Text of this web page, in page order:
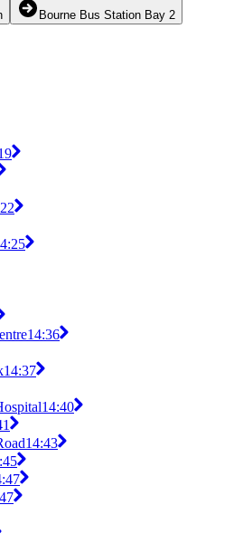
Bourne Bus Station Bay 2
14:36
14:37
14:40
14:43